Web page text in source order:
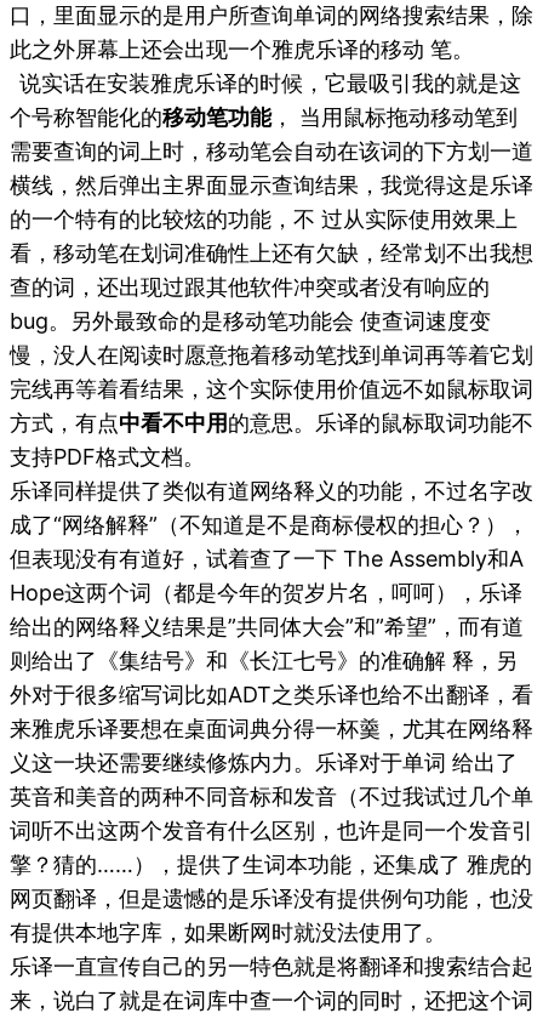
口，里面显示的是用户所查询单词的网络搜索结果，除
此之外屏幕上还会出现一个雅虎乐译的移动 笔。
说实话在安装雅虎乐译的时候，它最吸引我的就是这
个号称智能化的移动笔功能， 当用鼠标拖动移动笔到
需要查询的词上时，移动笔会自动在该词的下方划一道
横线，然后弹出主界面显示查询结果，我觉得这是乐译
的一个特有的比较炫的功能，不 过从实际使用效果上
看，移动笔在划词准确性上还有欠缺，经常划不出我想
查的词，还出现过跟其他软件冲突或者没有响应的
bug。另外最致命的是移动笔功能会 使查词速度变
慢，没人在阅读时愿意拖着移动笔找到单词再等着它划
完线再等着看结果，这个实际使用价值远不如鼠标取词
方式，有点中看不中用的意思。乐译的鼠标取词功能不
支持PDF格式文档。
乐译同样提供了类似有道网络释义的功能，不过名字改
成了“网络解释”（不知道是不是商标侵权的担心？），
但表现没有有道好，试着查了一下 The Assembly和A
Hope这两个词（都是今年的贺岁片名，呵呵），乐译
给出的网络释义结果是”共同体大会”和”希望”，而有道
则给出了《集结号》和《长江七号》的准确解 释，另
外对于很多缩写词比如ADT之类乐译也给不出翻译，看
来雅虎乐译要想在桌面词典分得一杯羹，尤其在网络释
义这一块还需要继续修炼内力。乐译对于单词 给出了
英音和美音的两种不同音标和发音（不过我试过几个单
词听不出这两个发音有什么区别，也许是同一个发音引
擎？猜的……），提供了生词本功能，还集成了 雅虎的
网页翻译，但是遗憾的是乐译没有提供例句功能，也没
有提供本地字库，如果断网时就没法使用了。
乐译一直宣传自己的另一特色就是将翻译和搜索结合起
来，说白了就是在词库中查一个词的同时，还把这个词